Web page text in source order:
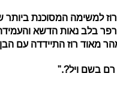
למשימה המסוכנת
בלב נאות הדשא
מאוד רוז התיידדה עם
רם בשם ויל?."